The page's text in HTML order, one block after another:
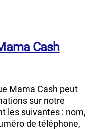
Cash
Mama Cash peut
sur notre
les suivantes : nom,
de téléphone,